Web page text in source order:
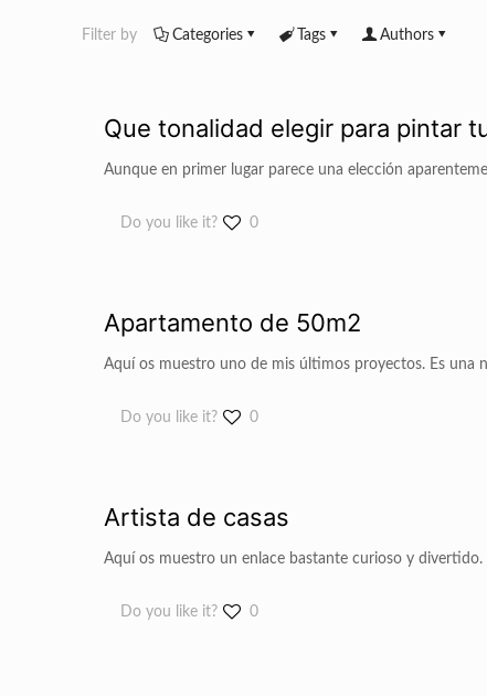
Filter by Categories Tags Authors
Que tonalidad elegir para pintar
Aunque en primer lugar parece una elección
Do you like it? 0
Apartamento de 50m2
Aquí os muestro uno de mis últimos proyectos. Es una
Do you like it? 0
Artista de casas
Aquí os muestro un enlace bastante curioso y
Do you like it? 0